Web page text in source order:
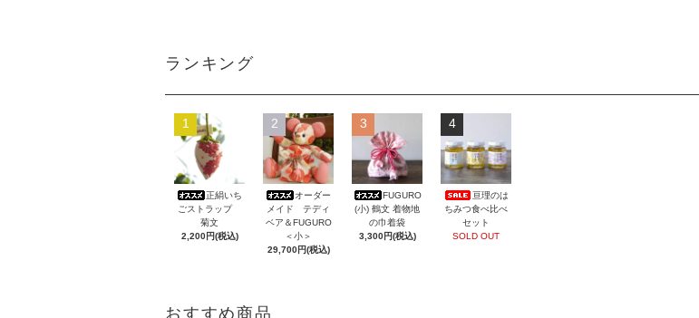
ランキング
1
正絹いち
ごストラップ
菊文
2,200円(税込)
2
オーダー
メイド テディ
ベア＆FUGURO
＜小＞
29,700円(税込)
3
FUGURO
(小) 鶴文 着物地
の巾着袋
3,300円(税込)
4
亘理のは
ちみつ食べ比べ
セット
SOLD OUT
おすすめ商品